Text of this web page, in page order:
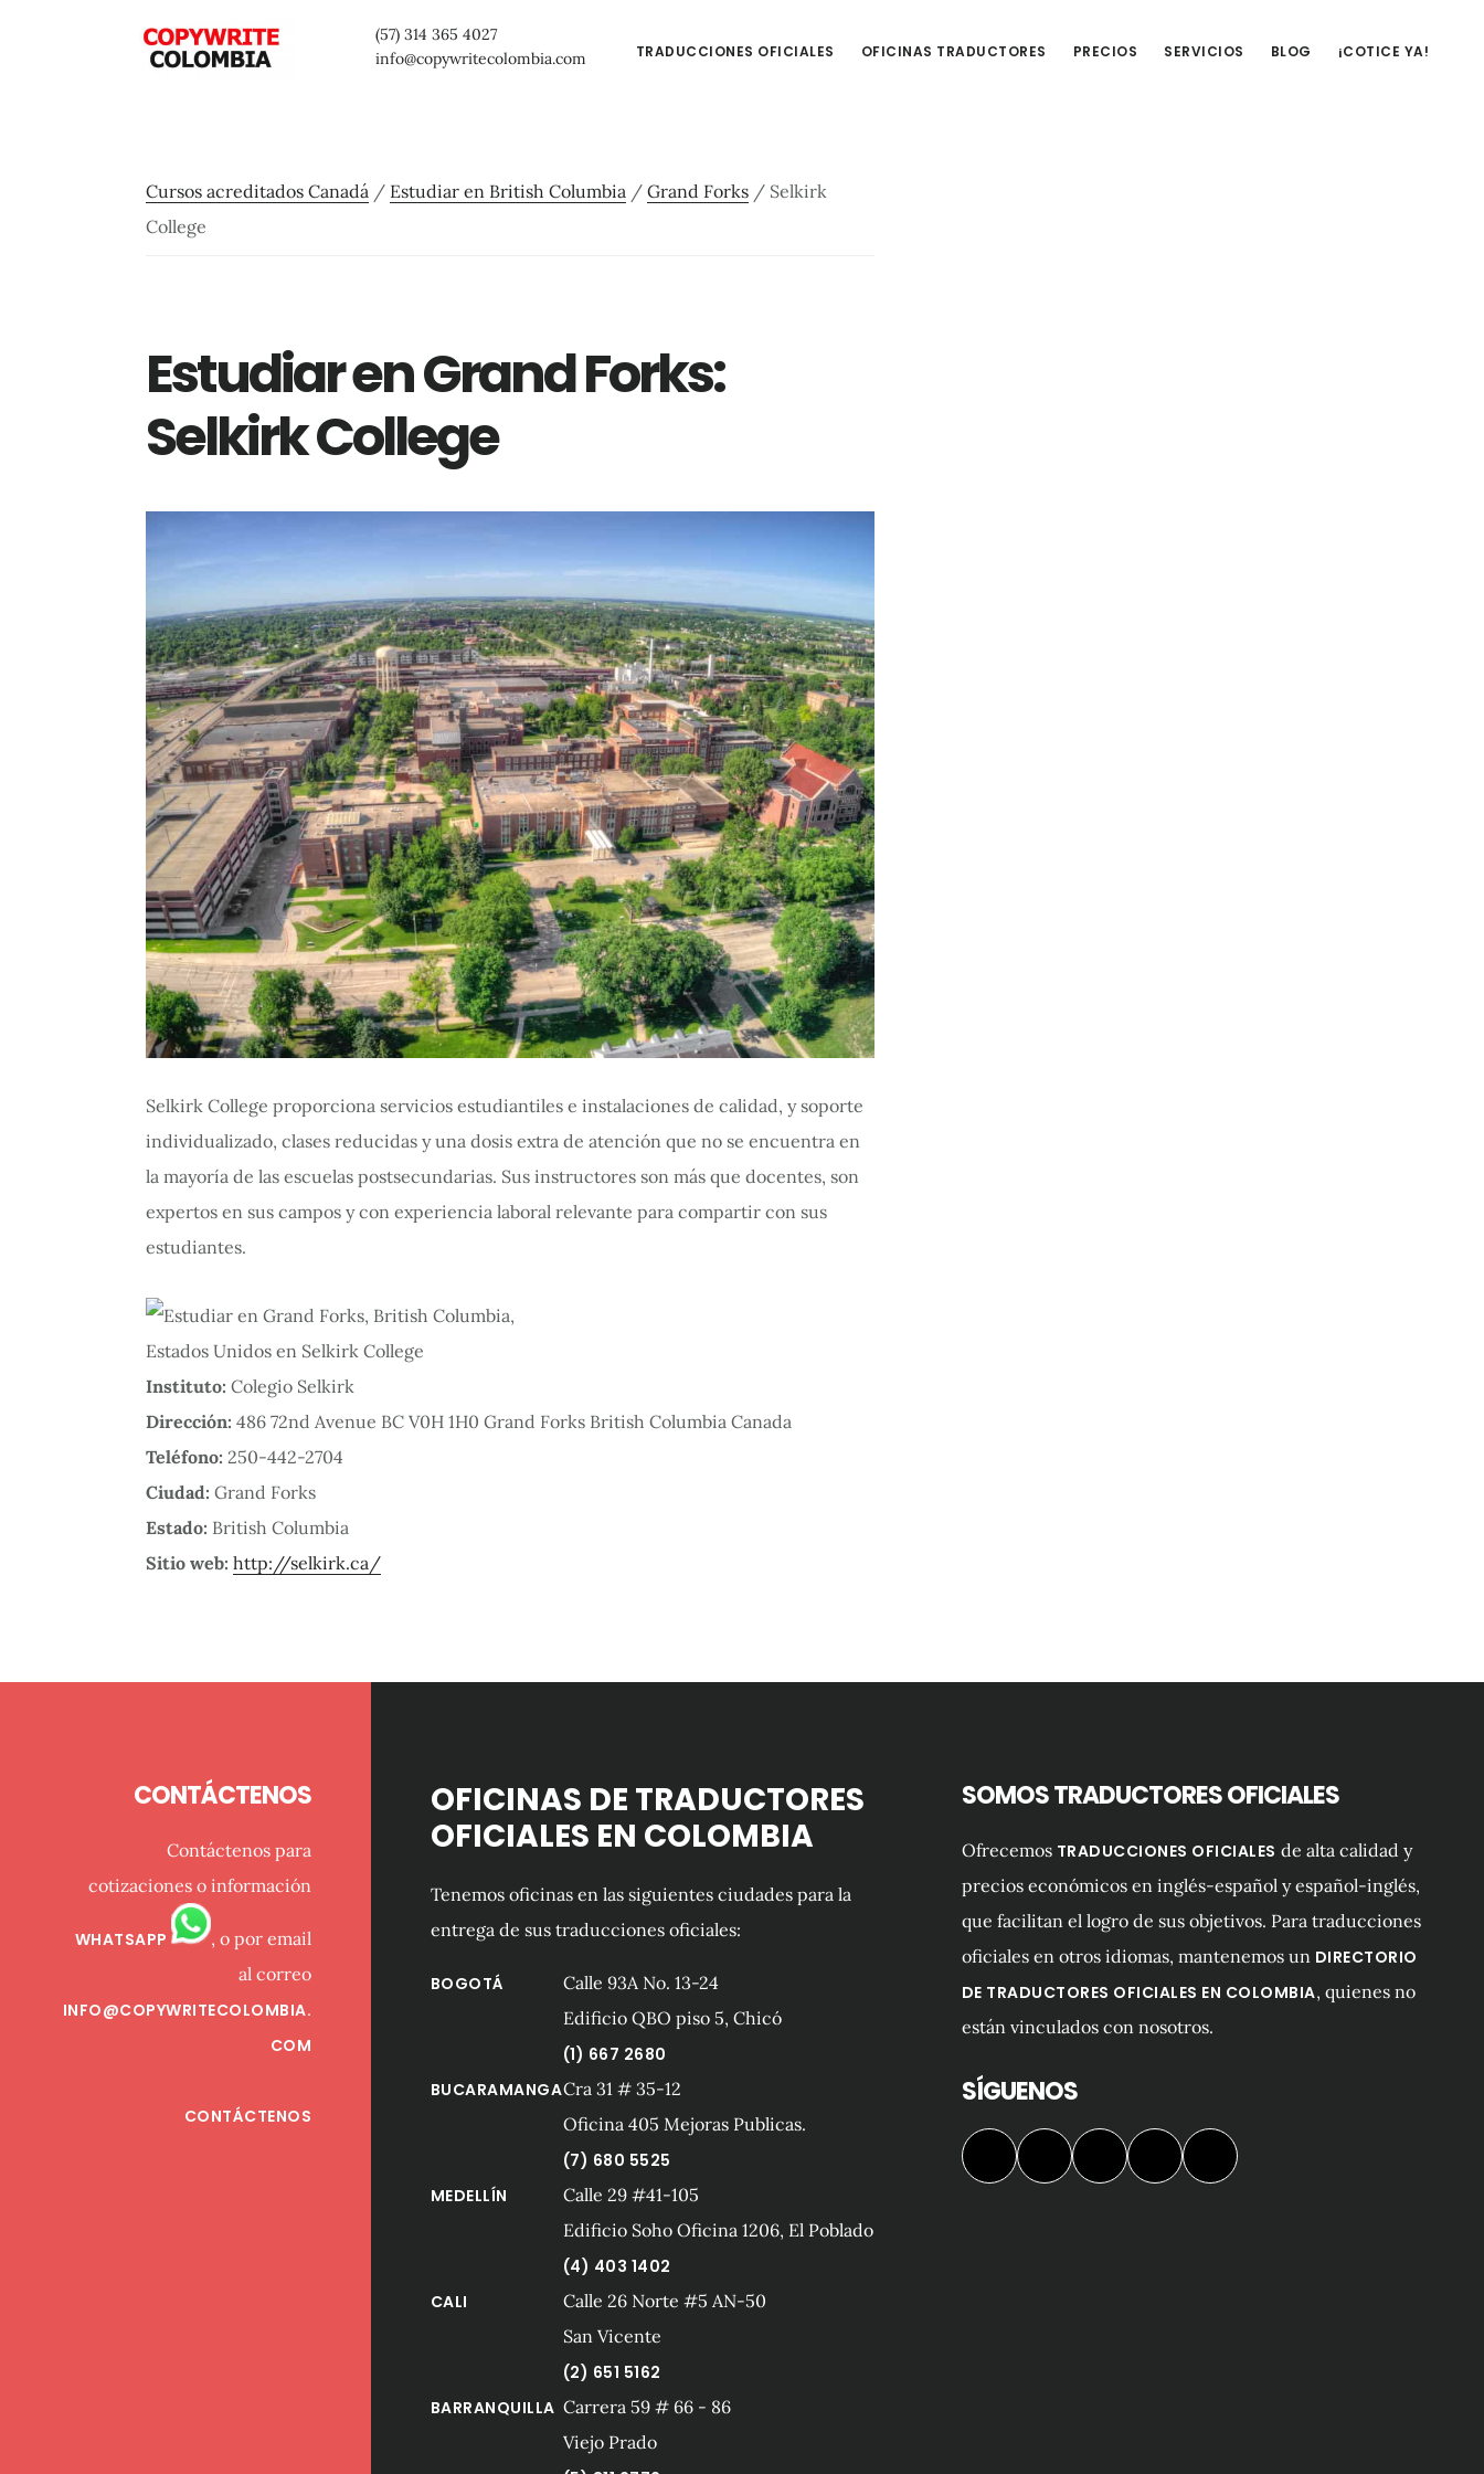
(57) 314 365 4027
info@copywritecolombia.com
TRADUCCIONES OFICIALES OFICINAS TRADUCTORES PRECIOS SERVICIOS BLOG ¡COTICE YA!
Cursos acreditados Canadá / Estudiar en British Columbia / Grand Forks / Selkirk
College
Estudiar en Grand Forks:
Selkirk College
Selkirk College proporciona servicios estudiantiles e instalaciones de calidad, y soporte
individualizado, clases reducidas y una dosis extra de atención que no se encuentra en
la mayoría de las escuelas postsecundarias. Sus instructores son más que docentes, son
expertos en sus campos y con experiencia laboral relevante para compartir con sus
estudiantes.
Instituto: Colegio Selkirk
Dirección: 486 72nd Avenue BC V0H 1H0 Grand Forks British Columbia Canada
Teléfono: 250-442-2704
Ciudad: Grand Forks
Estado: British Columbia
Sitio web: http://selkirk.ca/
CONTÁCTENOS
Contáctenos para
cotizaciones o información
WHATSAPP
, o por email
al correo
INFO@COPYWRITECOLOMBIA.
COM
CONTÁCTENOS
OFICINAS DE TRADUCTORES
OFICIALES EN COLOMBIA
Tenemos oficinas en las siguientes ciudades para la
entrega de sus traducciones oficiales:
BOGOTÁ
Calle 93A No. 13-24
Edificio QBO piso 5, Chicó
(1) 667 2680
BUCARAMANGACra 31 # 35-12
Oficina 405 Mejoras Publicas.
(7) 680 5525
MEDELLÍN
Calle 29 #41-105
Edificio Soho Oficina 1206, El Poblado
(4) 403 1402
CALI
Calle 26 Norte #5 AN-50
San Vicente
(2) 651 5162
BARRANQUILLA Carrera 59 # 66 - 86
Viejo Prado
SOMOS TRADUCTORES OFICIALES
Ofrecemos TRADUCCIONES OFICIALES de alta calidad y
precios económicos en inglés-español y español-inglés,
que facilitan el logro de sus objetivos. Para traducciones
oficiales en otros idiomas, mantenemos un DIRECTORIO
DE TRADUCTORES OFICIALES EN COLOMBIA, quienes no
están vinculados con nosotros.
SÍGUENOS